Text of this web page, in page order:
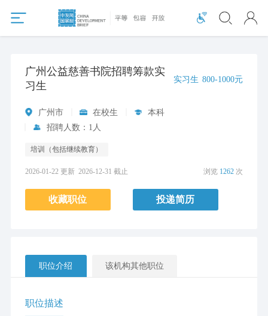
广州公益慈善书院招聘筹款实
习生
实习生 800-1000元
广州市 在校生
本科
招聘人数：1人
培训（包括继续教育）
2026-01-22 更新 2026-12-31 截止 浏览 1262 次
收藏职位 投递简历
职位介绍 该机构其他职位
职位描述